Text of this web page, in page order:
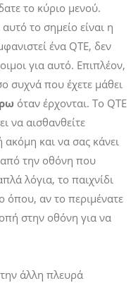
το κύριο μενού.
το σημείο είναι η
ένα QTE, δεν
για αυτό. Επιπλέον,
συχνά που έχετε μάθει
όταν έρχονται. Το QTE
να αισθανθείτε
και να σας κάνει
την οθόνη που
λόγια, το παιχνίδι
όπου, αν το περιμένατε
στην οθόνη για να
άλλη πλευρά